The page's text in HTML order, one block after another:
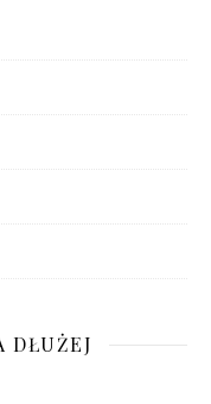
DŁUŻEJ